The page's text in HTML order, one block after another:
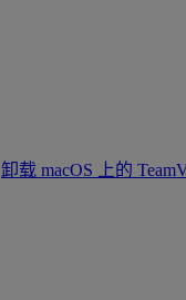
卸载 macOS 上的